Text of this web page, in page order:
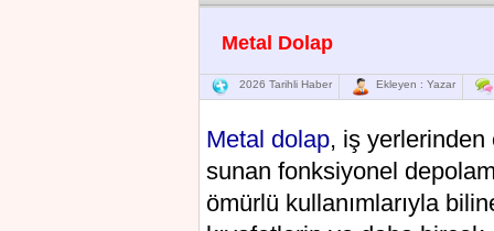
Metal Dolap
2026 Tarihli Haber Ekleyen : Yazar
Metal dolap, iş yerlerinden
sunan fonksiyonel
ömürlü kullanımlarıyla